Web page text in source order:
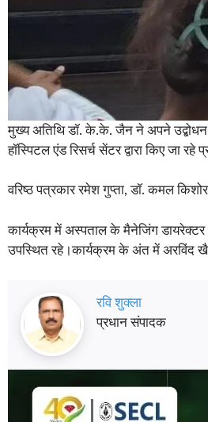
मुख्य अतिथि डॉ. के.के. जैन ने अपने उद्बोधन
हॉस्पिटल एंड रिसर्च सेंटर द्वारा किए जा
वरिष्ठ पत्रकार रमेश गुप्ता, डॉ. कमल
कार्यक्रम में अस्पताल के मैनेजिंग डायरेक्टर
उपस्थित रहे।कार्यक्रम के अंत में अरविंद
रवि शुक्ला
प्रधान संपादक